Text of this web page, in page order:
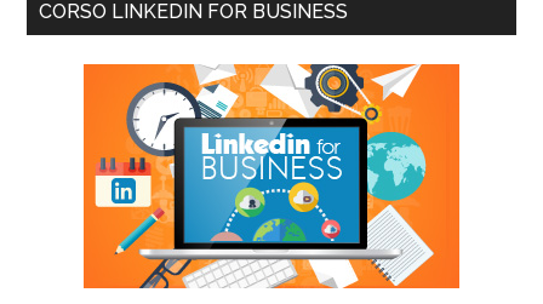
CORSO LINKEDIN FOR BUSINESS